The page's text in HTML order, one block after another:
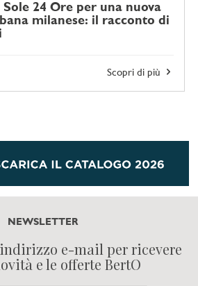
Sole 24 Ore per una nuova
milanese: il racconto di
Scopri di più
NEWSLETTER
e-mail per ricevere
e le offerte BertO